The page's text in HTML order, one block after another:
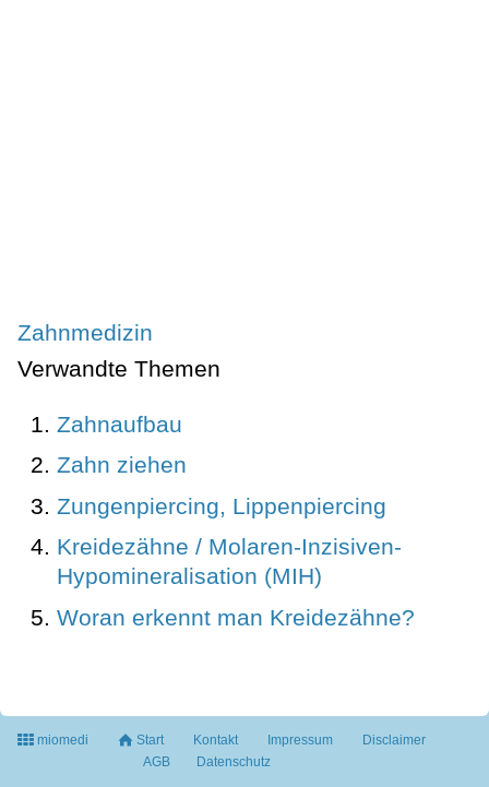
Zahnmedizin
Verwandte Themen
Zahnaufbau
Zahn ziehen
Zungenpiercing, Lippenpiercing
Kreidezähne / Molaren-Inzisiven-
Hypomineralisation (MIH)
Woran erkennt man Kreidezähne?
miomedi Start Kontakt Impressum
Disclaimer
AGB
Datenschutz